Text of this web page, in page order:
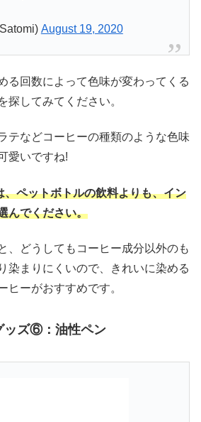
August 19, 2020
る回数によって色味が変わってくる
探してみてください。
テなどコーヒーの種類のような色味
愛いですね!
、ペットボトルの飲料よりも、イン
んでください。
、どうしてもコーヒー成分以外のも
染まりにくいので、きれいに染める
ヒーがおすすめです。
ッズ⑥：油性ペン